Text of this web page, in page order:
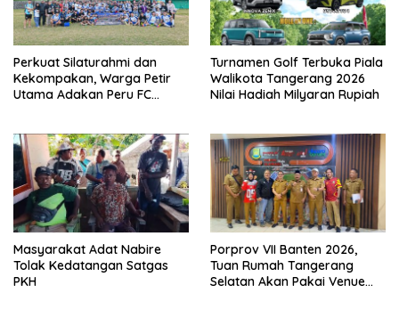
Perkuat Silaturahmi dan
Kekompakan, Warga Petir
Utama Adakan Peru FC
Turnamen Golf Terbuka Piala
Walikota Tangerang 2026
Nilai Hadiah Milyaran Rupiah
Masyarakat Adat Nabire
Tolak Kedatangan Satgas
PKH
Porprov VII Banten 2026,
Tuan Rumah Tangerang
Selatan Akan Pakai Venue